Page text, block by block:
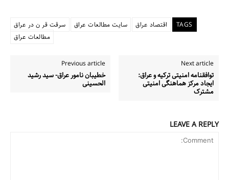
TAGS اقتصاد عراق سایت مطالعات عراق
سرقت قر ن در عراق
مطالعات عراق
Previous article
خطیبان نامور عراق- سید رشید
الحسینی
Next article
توافق­نامه امنیتی ترکیه و عراق:
ایجاد مرکز هماهنگی امنیتی
مشترک
LEAVE A REPLY